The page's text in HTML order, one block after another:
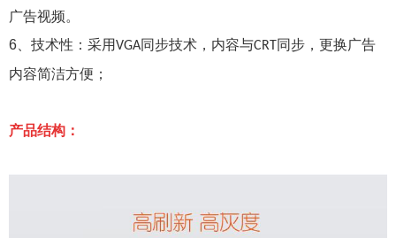
广告视频。
6 、技术性：采用VGA同步技术，内容与CRT
同步，更换广告
内容简洁方便；
产品结构：